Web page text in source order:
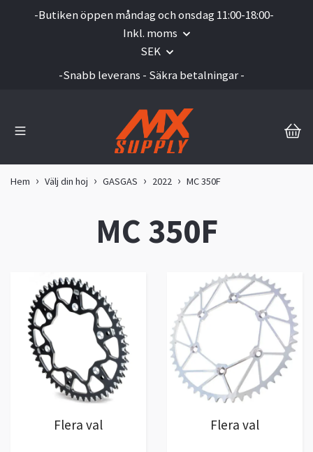
-Butiken öppen måndag och onsdag 11:00-18:00-
Inkl. moms
SEK
-Snabb leverans - Säkra betalningar -
Hem Välj din hoj GASGAS 2022 MC 350F
MC 350F
Flera val Flera val